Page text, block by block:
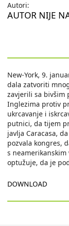
Autori:
AUTOR NIJE
New-York, 9.
dala zatvoriti
zavjerili sa bivšim
Inglezima protiv
ukrcavanje i
putnici, da tijem
javlja Caracasa,
pozvala kongres,
s
optužuje, da je
DOWNLOAD